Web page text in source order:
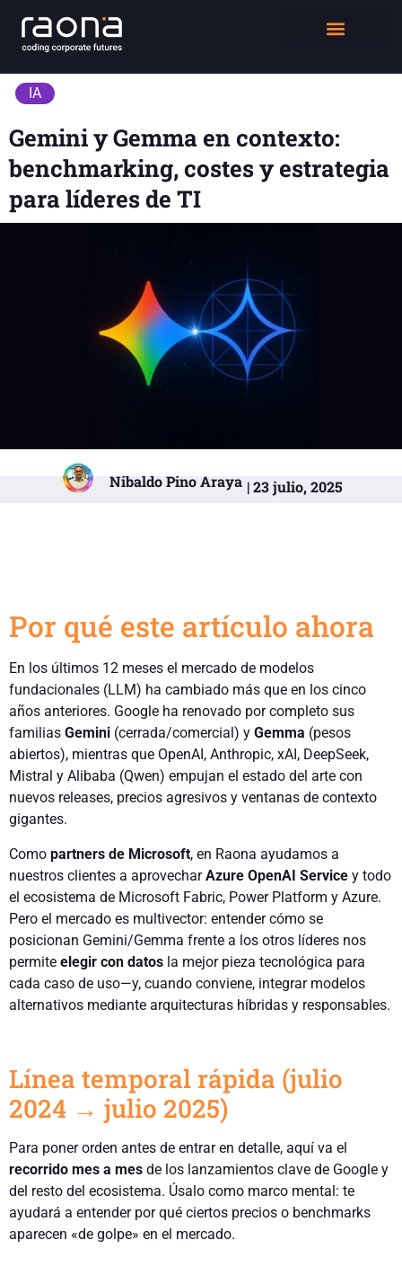
IA
Gemini y Gemma en contexto:
benchmarking, costes y estrategia
para líderes de TI
Nibaldo Pino Araya | 23 julio, 2025
Por qué este artículo ahora
En los últimos 12 meses el mercado de modelos
fundacionales (LLM) ha cambiado más que en los cinco
años anteriores. Google ha renovado por completo sus
familias Gemini (cerrada/comercial) y Gemma (pesos
abiertos), mientras que OpenAI, Anthropic, xAI, DeepSeek,
Mistral y Alibaba (Qwen) empujan el estado del arte con
nuevos releases, precios agresivos y ventanas de contexto
gigantes.
Como partners de Microsoft, en Raona ayudamos a
nuestros clientes a aprovecharAzure OpenAI Service y todo
el ecosistema de Microsoft Fabric, Power Platform y Azure.
Pero el mercado es multivector: entender cómo se
posicionan Gemini/Gemma frente a los otros líderes nos
permite elegir con datos la mejor pieza tecnológica para
cada caso de uso—y, cuando conviene, integrar modelos
alternativos mediante arquitecturas híbridas y responsables.
Línea temporal rápida (julio
2024 → julio 2025)
Para poner orden antes de entrar en detalle, aquí va el
recorrido mes a mes de los lanzamientos clave de Google y
del resto del ecosistema. Úsalo como marco mental: te
ayudará a entender por qué ciertos precios o benchmarks
aparecen «de golpe» en el mercado.